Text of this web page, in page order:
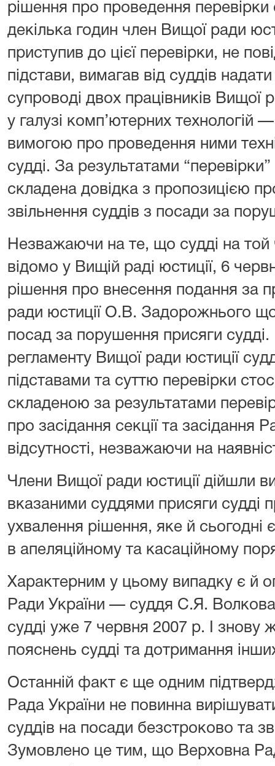
рішення про проведення перевірки
декілька годин член Вищої ради
приступив до цієї перевірки, не
підстави, вимагав від суддів
супроводі двох працівників Вищої
у галузі комп’ютерних технологій
вимогою про проведення ними
судді. За результатами
складена довідка з пропозицією
звільнення суддів з посади за
Незважаючи на те, що судді на
відомо у Вищій раді юстиції, 6
рішення про внесення подання за
ради юстиції О.В. Задорожнього
посад за порушення присяги
регламенту Вищої ради юстиції
підставами та суттю перевірки
складеною за результатами
про засідання секції та засідання
відсутності, незважаючи на
Члени Вищої ради юстиції дійшли
вказаними суддями присяги судді
ухвалення рішення, яке й сьогодні
в апеляційному та касаційному
Характерним у цьому випадку є й
Ради України — суддя С.Я. Волкова
судді уже 7 червня 2007 р. І знову
пояснень судді та дотримання
Останній факт є ще одним
Рада України не повинна
суддів на посади безстроково та
Зумовлено це тим, що Верховна